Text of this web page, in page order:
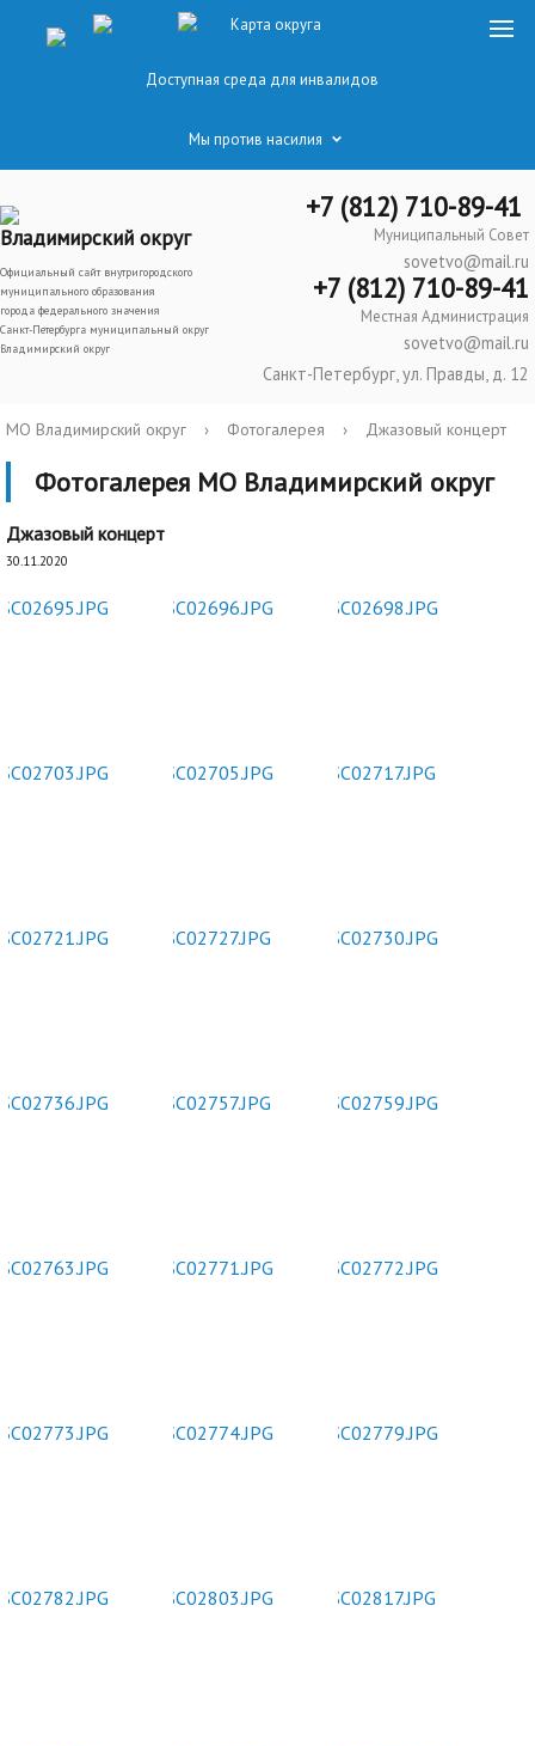
Карта округа
Доступная среда для инвалидов
Мы против насилия
Владимирский округ
Официальный сайт внутригородского
муниципального образования
города федерального значения
Санкт-Петербурга муниципальный округ
Владимирский округ
+7 (812) 710-89-41
Муниципальный Совет
sovetvo@mail.ru
+7 (812) 710-89-41
Местная Администрация
sovetvo@mail.ru
Санкт-Петербург, ул. Правды, д. 12
МО Владимирский округ › Фотогалерея › Джазовый концерт
Фотогалерея МО Владимирский округ
Джазовый концерт
30.11.2020